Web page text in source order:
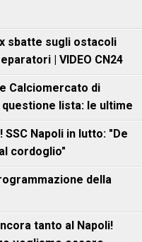
sbatte sugli ostacoli
| VIDEO CN24
Calciomercato di
questione lista: le ultime
Napoli in lutto: "De
cordoglio"
della
tanto al Napoli!